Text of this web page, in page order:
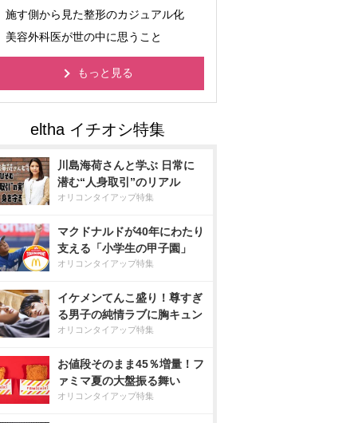
施す側から見た整形のカジュアル化
美容外科医が世の中に思うこと
もっと見る
川島海荷さんと学ぶ 日常に
潜む“人身取引”のリアル
オリコンタイアップ特集
マクドナルドが40年にわたり
支える「小学生の甲子園」
オリコンタイアップ特集
イケメンてんこ盛り！尊すぎ
る男子の純情ラブに胸キュン
オリコンタイアップ特集
お値段そのまま45％増量！フ
ァミマ夏の大盤振る舞い
オリコンタイアップ特集